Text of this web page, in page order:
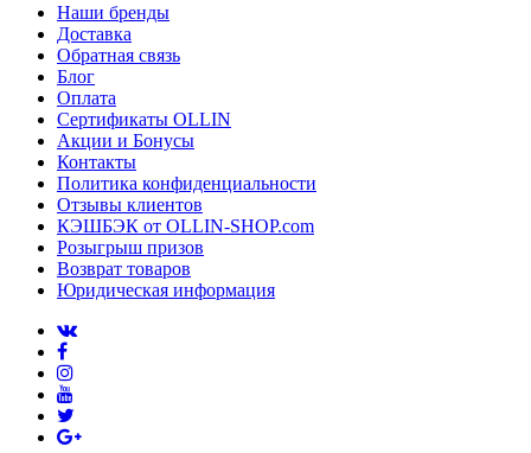
Наши бренды
Доставка
Обратная связь
Блог
Оплата
Сертификаты OLLIN
Акции и Бонусы
Контакты
Политика конфиденциальности
Отзывы клиентов
КЭШБЭК от OLLIN-SHOP.com
Розыгрыш призов
Возврат товаров
Юридическая информация